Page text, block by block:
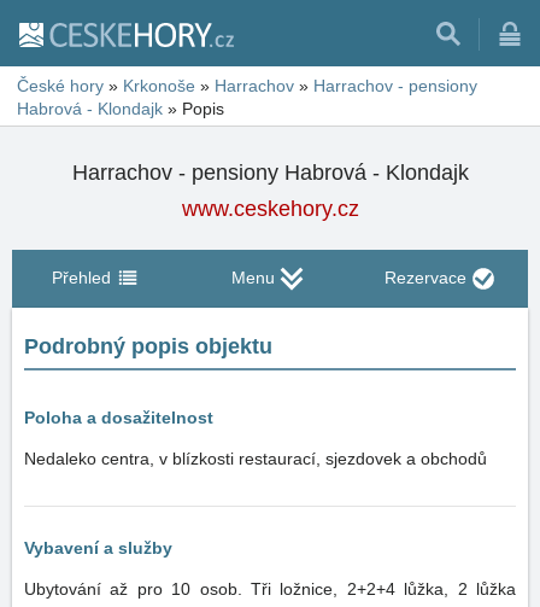
České hory » Krkonoše » Harrachov » Harrachov - pensiony
Habrová - Klondajk » Popis
Harrachov - pensiony Habrová - Klondajk
www.ceskehory.cz
Přehled Menu Rezervace
Podrobný popis objektu
Poloha a dosažitelnost
Nedaleko centra, v blízkosti restaurací, sjezdovek a obchodů
Vybavení a služby
Ubytování až pro 10 osob. Tři ložnice, 2+2+4 lůžka, 2 lůžka